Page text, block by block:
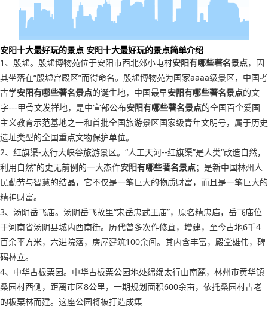
安阳十大最好玩的景点 安阳十大最好玩的景点简单介绍
1、殷墟。殷墟博物苑位于安阳市西北郊小屯村安阳有哪些著名景点，因
其坐落在“殷墟宫殿区”而得命名。殷墟博物苑为国家aaaa级景区，中国考
古学安阳有哪些著名景点的诞生地，中国最早安阳有哪些著名景点的文
字---甲骨文发祥地，是中宣部公布安阳有哪些著名景点的全国百个爱国
主义教育示范基地之一和首批全国旅游景区国家级青年文明号，属于历史
遗址类型的全国重点文物保护单位。
2、红旗渠-太行大峡谷旅游景区。“人工天河--红旗渠”是人类“改造自然，
利用自然”的史无前例的一大杰作安阳有哪些著名景点；是新中国林州人
民勤劳与智慧的结晶，它不仅是一笔巨大的物质财富，而且是一笔巨大的
精神财富。
3、汤阴岳飞庙。汤阴岳飞故里“宋岳忠武王庙”，原名精忠庙，岳飞庙位
于河南省汤阴县城内西南街。历代曾多次作修葺，增建，至今占地6千4
百余平方米，六进院落，房屋建筑100余间。其内含丰富，殿堂雄伟，碑
碣林立。
4、中华古板栗园。中华古板栗公园地处绵绵太行山南麓，林州市黄华镇
桑园村西侧，距离市区8公里，一期规划面积600余亩，依托桑园村古老
的板栗林而建。这座公园将被打造成集